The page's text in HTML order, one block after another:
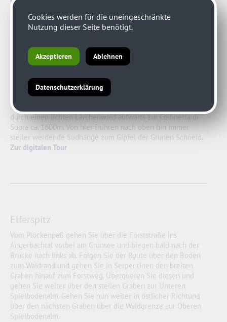
Von der Passhöhe folgen Sie einer alten Almstraße bis zu
den südlich gelegenen Almhütten Val di Sotto 1.379m.
Anschließend geht es über Almwiesen westlich und kurz
durch einen lichten Lärchenwald aufwärts zur Collinetta di
Sopra ca. 1600m. Von hier frühren nach oben hin immer
steiler werdende Südhänge zum Gipfel der Grünen Schneid.
Zur digitalen Tour
Elferspitz
Vom Plöckenpaß gehen Sie über die Forststraße ins
Angerbachtal vorbei am Grünsee und biegen bald nach der
Brücke nach links ab. Folgen Sie der Route über den Boden
zum Waldrand und gehen Sie in Serpentinen den breiten
Graben hinauf zum Forstweg. Überqueren Sie diesen und
gehen Sie weiter über den steilen Graben zur Unteren
Spielbodenalm. Gehen Sie nun weiter in östlicher Richtung
über den nächsten Graben über die Waldgrenze zur Oberen
Spielbodenalm.
Cookies werden für die uneingeschränkte
Nutzung dieser Seite benötigt.
Akzeptieren Ablehnen
Datenschutzerklärung